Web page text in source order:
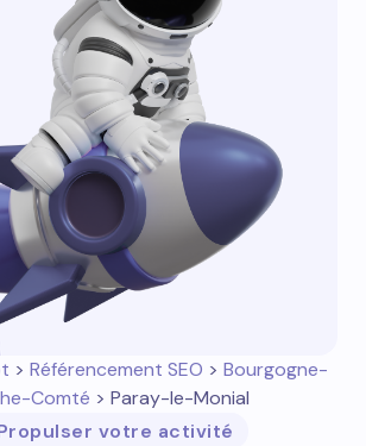
> Référencement SEO > Bourgogne-
Comté > Paray-le-Monial
votre activité